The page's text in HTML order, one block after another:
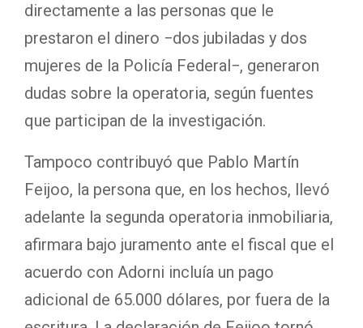
directamente a las personas que le
prestaron el dinero −dos jubiladas y dos
mujeres de la Policía Federal−, generaron
dudas sobre la operatoria, según fuentes
que participan de la investigación.
Tampoco contribuyó que Pablo Martín
Feijoo, la persona que, en los hechos, llevó
adelante la segunda operatoria inmobiliaria,
afirmara bajo juramento ante el fiscal que el
acuerdo con Adorni incluía un pago
adicional de 65.000 dólares, por fuera de la